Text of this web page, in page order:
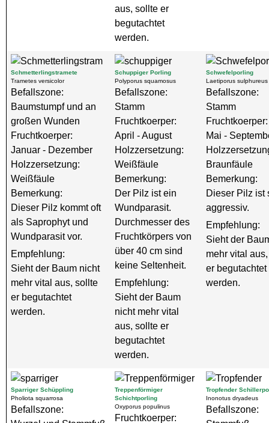
aus, sollte er
begutachtet
werden.
Schmetterlingstramete
Trametes versicolor
Befallszone:
Baumstumpf und an
großen Wunden
Fruchtkoerper:
Januar - Dezember
Holzzersetzung:
Weißfäule
Bemerkung:
Dieser Pilz kommt oft
als Saprophyt und
Wundparasit vor.
Empfehlung:
Sieht der Baum nicht
mehr vital aus, sollte
er begutachtet
werden.
Schuppiger Porling
Polyporus squamosus
Befallszone:
Stamm
Fruchtkoerper:
April - August
Holzzersetzung:
Weißfäule
Bemerkung:
Der Pilz ist ein
Wundparasit.
Durchmesser des
Fruchtkörpers von
über 40 cm sind
keine Seltenheit.
Empfehlung:
Sieht der Baum
nicht mehr vital
aus, sollte er
begutachtet
werden.
Schwefelporling
Laetiporus sulphureus
Befallszone:
Stamm
Fruchtkoerper:
Mai -
Braunfäule
Bemerkung:
Dieser Pilz ist
aggressiv.
Empfehlung:
Sieht der
mehr vital
er begutachtet
werden.
Sparriger Schüppling
Pholiota squarrosa
Befallszone:
Treppenförmiger
Schichtporling
Oxyporus populinus
Fruchtkoerper:
Tropfender
Inonotus dryadeus
Befallszone: